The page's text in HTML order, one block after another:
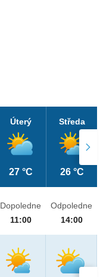
Úterý
27 °C
Středa
26 °C
Dopoledne
11:00
Odpoledne
14:00